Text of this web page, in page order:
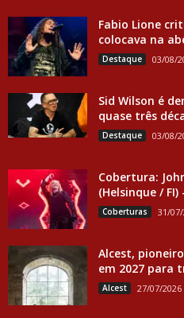
Fabio Lione
colocava na
Destaque 03/08/
Sid Wilson é
quase três
Destaque 03/08/
Cobertura:
(Helsinque / FI)
Coberturas 31/
Alcest,
em 2027 para
Alcest 27/07/2026